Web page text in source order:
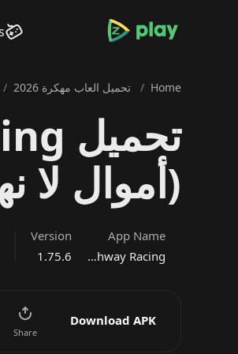
bramjpure.com
Home
/ تحميل العاب مهكرة 2026 /
(أموال لا نهائية)
App Name
CarX Highway Racing مهكرة
Version
1.75.6
Download APK
Share